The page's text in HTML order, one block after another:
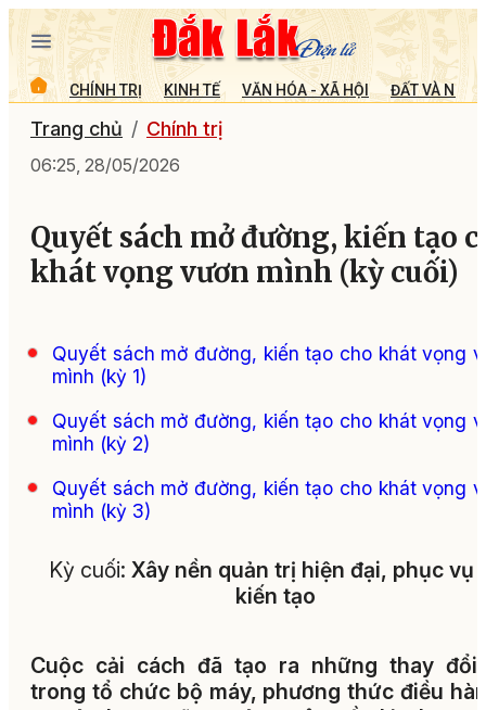
CHÍNH TRỊ KINH TẾ VĂN HÓA - XÃ HỘI ĐẤT VÀ
Trang chủ Chính trị
06:25, 28/05/2026
Quyết sách mở đường, kiến tạo
khát vọng vươn mình (kỳ cuối)
Quyết sách mở đường, kiến tạo cho khát vọng
mình (kỳ 1)
Quyết sách mở đường, kiến tạo cho khát vọng
mình (kỳ 2)
Quyết sách mở đường, kiến tạo cho khát vọng
mình (kỳ 3)
Kỳ cuối: Xây nền quản trị hiện đại, phục vụ
kiến tạo
Cuộc cải cách đã tạo ra những thay đổi
trong tổ chức bộ máy, phương thức điều